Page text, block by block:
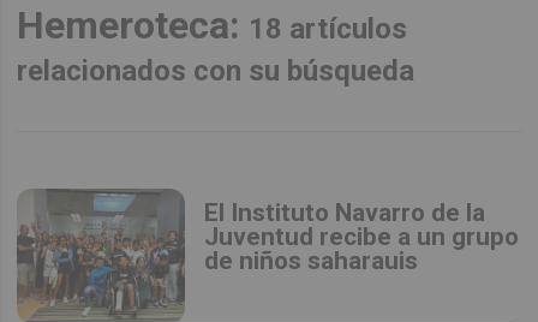
Hemeroteca: 18 artículos
relacionados con su búsqueda
El Instituto Navarro de la
Juventud recibe a un grupo
de niños saharauis